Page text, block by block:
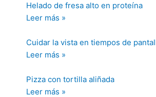
Helado de fresa alto en proteína
Leer más »
Cuidar la vista en tiempos de
Leer más »
Pizza con tortilla aliñada
Leer más »